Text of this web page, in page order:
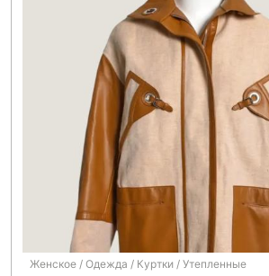
Женское / Одежда / Куртки / Утепленные